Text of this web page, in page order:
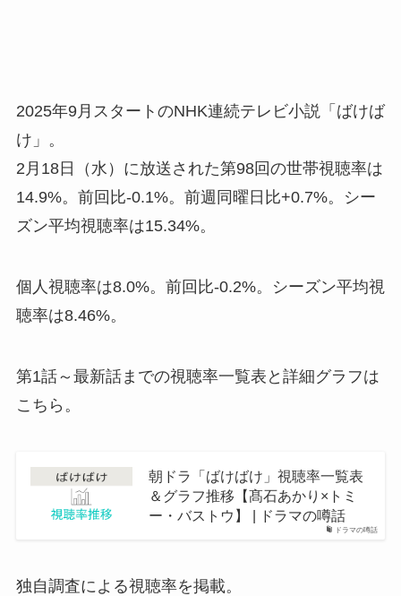
2025年9月スタートのNHK連続テレビ小説「ばけば
け」。
2月18日（水）に放送された第98回の世帯視聴率は
14.9%。前回比-0.1%。前週同曜日比+0.7%。シー
ズン平均視聴率は15.34%。
個人視聴率は8.0%。前回比-0.2%。シーズン平均視
聴率は8.46%。
第1話～最新話までの視聴率一覧表と詳細グラフは
こちら。
ドラマの噂話
朝ドラ「ばけばけ」視聴率一覧表
＆グラフ推移【髙石あかり×トミ
ー・バストウ】 | ドラマの噂話
独自調査による視聴率を掲載。